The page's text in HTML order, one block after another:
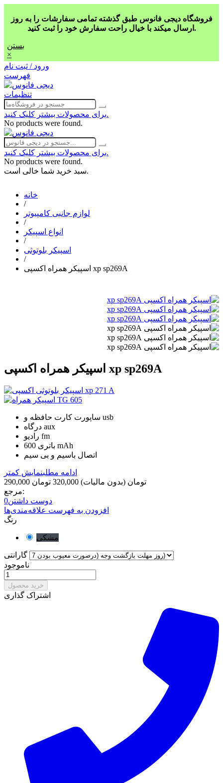
فروشگاه دیجی فانوس طبق گذشته تمامی سفارشات را به روز
ارسال میکند با خیال راحت سفارش خود را ثبت کنید.
بستن
×
ورود / ثبت نام
فهرست
تنظیمات
برای محصولات بیشتر کلیک کنید.
No products were found.
برای محصولات بیشتر کلیک کنید.
No products were found.
سبد خرید شما خالی است.
خانه
/
لوازم جانبی کامپیوتر
/
انواع اسپیکر
/
اسپیکر بلوتوثی
/
اسپیکر همراه اکسپی xp sp269A
اسپیکر همراه اکسپی xp sp269A
ساپورت کارت حافظه و usb
درگاه aux
رادیو fm
باتری 600 mAh
اتصال باسیم و بی سیم
ادامه مطلبنمایش کمتر
290,000 تومان (بدون مالیات) 320,000 تومان
مرجع:
دوست داشتن0
افزودن به فهرست علاقه‌مندی‌ها
رنگ
مشکی
گارانتی
ناموجود
خرید محصول
اشتراک گذاری